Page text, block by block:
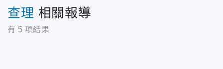
查理 相關報導
有 5 項結果